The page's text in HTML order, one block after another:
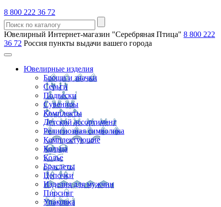
8 800 222 36 72
Ювелирный Интернет-магазин "Серебряная Птица" 8 800 222
36 72 Россия пункты выдачи вашего города
Ювелирные изделия
Броши и значки
Серьги
Подвески
Сувениры
Комплекты
Детский ассортимент
Религиозная символика
Комплектующие
Кольца
Колье
Браслеты
Цепочки
Изделия для мужчин
Пирсинг
Упаковка